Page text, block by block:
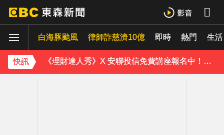
白海豚颱風 律師詐慈濟10億 即時 熱門 生活
快訊
白海豚颱風強襲日本！奄美逾3萬戶停電 沖繩5人受傷
《理財達人秀》X 安聯投信免費講座報名中！搶先卡位 2027